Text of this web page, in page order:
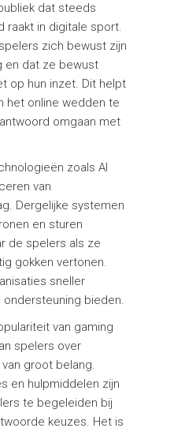
dat steeds
raakt in digitale sport.
zich bewust zijn
en dat ze bewust
op hun inzet. Dit helpt
het online wedden te
omgaan met
zoals AI
van
Dergelijke systemen
en sturen
de spelers als ze
gokken vertonen.
sneller
bieden.
van gaming
spelers over
groot belang.
en hulpmiddelen zijn
te begeleiden bij
keuzes. Het is